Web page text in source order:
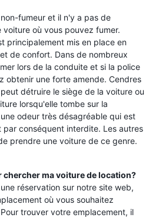
fumeur et il n'y a pas de
voiture où vous pouvez fumer.
principalement mis en place en
de confort. Dans de nombreux
lors de la conduite et si la police
obtenir une forte amende. Cendres
détruire le siège de la voiture ou
lorsqu'elle tombe sur la
odeur très désagréable qui est
conséquent interdite. Les autres
prendre une voiture de ce genre.
chercher ma voiture de location?
réservation sur notre site web,
où vous souhaitez
trouver votre emplacement, il